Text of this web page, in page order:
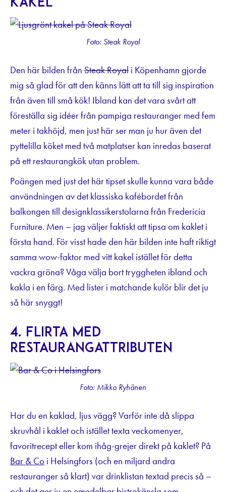
kakel
Foto: Steak Royal
Den här bilden från Steak Royal i Köpenhamn gjorde
mig så glad för att den känns lätt att ta till sig inspiration
från även till små kök! Ibland kan det vara svårt att
föreställa sig idéer från pampiga restauranger med fem
meter i takhöjd, men just här ser man ju hur även det
pyttelilla köket med två matplatser kan inredas baserat
på ett restaurangkök utan problem.
Poängen med just det här tipset skulle kunna vara både
användningen av det klassiska kafébordet från
balkongen till designklassikerstolarna från Fredericia
Furniture. Men – jag väljer faktiskt att tipsa om kaklet i
första hand. För visst hade den här bilden inte haft riktigt
samma wow-faktor med vitt kakel istället för detta
vackra gröna? Våga välja bort tryggheten ibland och
kakla i en färg. Med lister i matchande kulör blir det ju
så här snyggt!
4. Flirta med
restaurangattributen
Foto: Mikko Ryhänen
Har du en kaklad, ljus vägg? Varför inte då slippa
skruvhål i kaklet och istället texta veckomenyer,
favoritrecept eller kom ihåg-grejer direkt på kaklet? På
Bar & Co i Helsingfors (och en miljard andra
restauranger så klart) var drinklistan textad precis så –